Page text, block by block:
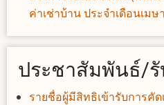
ค่าเช่าบ้าน ประจำเดือนเมษ
ประชาสัมพันธ์/
รายชื่อผู้มีสิทธิเข้ารับการคัด